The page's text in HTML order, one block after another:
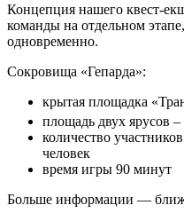
Концепция нашего квест-
команды на отдельном
одновременно.
Сокровища «Гепарда»:
крытая площадка
площадь двух ярусов
количество
человек
время игры 90 минут
Больше информации —